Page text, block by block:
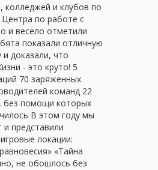
колледжей и клубов по
по работе с
и весело отметили
показали отличную
доказали, что
- это круто! 5
70 заряженных
команд 22
без помощи которых
В этом году мы
представили
локации:
«Тайна
не обошлось без